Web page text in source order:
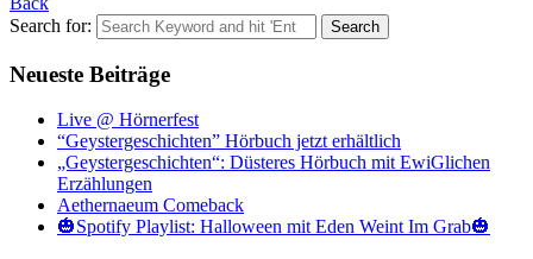
Search for:
Neueste Beiträge
Live @ Hörnerfest
“Geystergeschichten” Hörbuch jetzt erhältlich
„Geystergeschichten“: Düsteres Hörbuch mit EwiGlichen
Erzählungen
Aethernaeum Comeback
🎃Spotify Playlist: Halloween mit Eden Weint Im Grab🎃